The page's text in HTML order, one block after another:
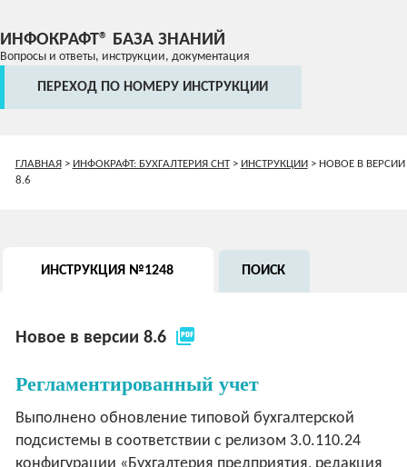
ИНФОКРАФТ® БАЗА ЗНАНИЙ
Вопросы и ответы, инструкции, документация
ПЕРЕХОД ПО НОМЕРУ ИНСТРУКЦИИ
ГЛАВНАЯ> ИНФОКРАФТ: БУХГАЛТЕРИЯ СНТ> ИНСТРУКЦИИ> НОВОЕ В ВЕРСИИ
8.6
ИНСТРУКЦИЯ №1248 ПОИСК
Новое в версии 8.6 picture_as_pdf
Регламентированный учет
Выполнено обновление типовой бухгалтерской
подсистемы в соответствии с релизом 3.0.110.24
конфигурации «Бухгалтерия предприятия, редакция